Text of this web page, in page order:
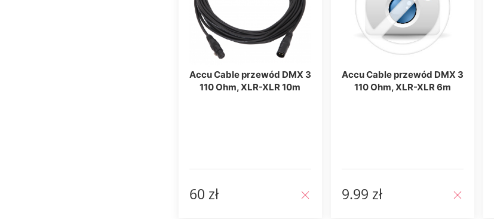
Accu Cable przewód DMX 3
110 Ohm, XLR-XLR 10m
60 zł
Accu Cable przewód DMX 3
110 Ohm, XLR-XLR 6m
9.99 zł